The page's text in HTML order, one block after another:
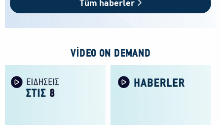
Tüm haberler
VIDEO ON DEMAND